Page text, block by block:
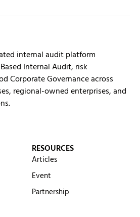
internal audit platform
Internal Audit, risk
Corporate Governance across
regional-owned enterprises, and
RESOURCES
Articles
Event
Partnership